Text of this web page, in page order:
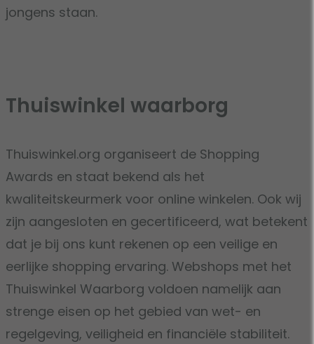
jongens staan.
Thuiswinkel waarborg
Thuiswinkel.org organiseert de Shopping
Awards en staat bekend als het
kwaliteitskeurmerk voor online winkelen. Ook wij
zijn aangesloten en gecertificeerd, wat betekent
dat je bij ons kunt rekenen op een veilige en
eerlijke shopping ervaring. Webshops met het
Thuiswinkel Waarborg voldoen namelijk aan
strenge eisen op het gebied van wet- en
regelgeving, veiligheid en financiële stabiliteit.